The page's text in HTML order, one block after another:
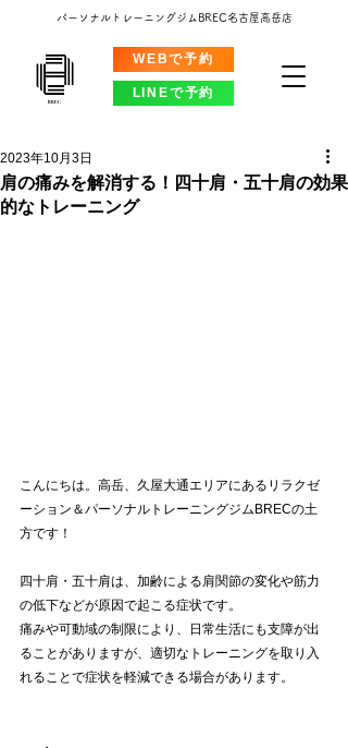
LINEで予約
WEBで予約
パーソナルトレーニングジムBREC名古屋高岳店
肩の痛みを解消する！四十肩・五十肩の効果
的なトレーニング
2023年10月3日
こんにちは。高岳、久屋大通エリアにあるリラクゼ
ーション＆パーソナルトレーニングジムBRECの土
方です！
四十肩・五十肩は、加齢による肩関節の変化や筋力
の低下などが原因で起こる症状です。
痛みや可動域の制限により、日常生活にも支障が出
ることがありますが、適切なトレーニングを取り入
れることで症状を軽減できる場合があります。